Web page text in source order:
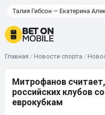
Талия Гибсон — Екатерина
Главная / Новости спорта /
Митрофанов
российских клубов
еврокубкам